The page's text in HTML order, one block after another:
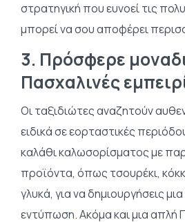
στρατηγική που ευνοεί τις
μπορεί να σου αποφέρει
3. Πρόσφερε
Πασχαλινές
Οι ταξιδιώτες αναζητούν
ειδικά σε εορταστικές
καλάθι καλωσορίσματος με
προϊόντα, όπως τσουρέκι,
γλυκά, για να δημιουργήσεις
εντύπωση. Ακόμα και μια απλή